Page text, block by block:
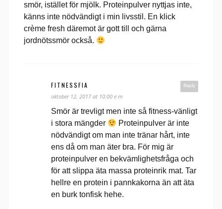
smör, istället för mjölk. Proteinpulver nyttjas inte,
känns inte nödvändigt i min livsstil. En klick
crème fresh däremot är gott till och gärna
jordnötssmör också.
Reply
FITNESSFIA
oktober 12, 2017 at 10:00 e m
Smör är trevligt men inte så fitness-vänligt
i stora mängder
Proteinpulver är inte
nödvändigt om man inte tränar hårt, inte
ens då om man äter bra. För mig är
proteinpulver en bekvämlighetsfråga och
för att slippa äta massa proteinrik mat. Tar
hellre en protein i pannkakorna än att äta
en burk tonfisk hehe.